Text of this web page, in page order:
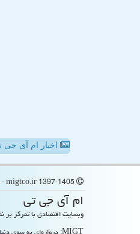
اخبار ام آی جی
ام آی جی تی
وبسایت اقتصادی با تمرکز بر